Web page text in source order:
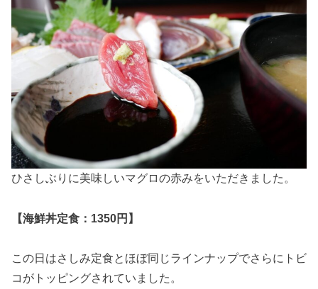
ひさしぶりに美味しいマグロの赤みをいただきました。
【海鮮丼定食：1350円】
この日はさしみ定食とほぼ同じラインナップでさらにトビ
コがトッピングされていました。